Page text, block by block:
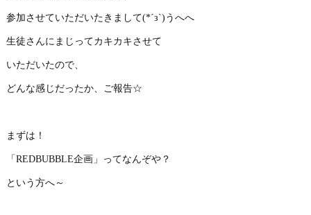
参加させていただいたきまして(*´з`)うへへ
生徒さんにまじってカキカキさせて
いただいたので、
どんな感じだったか、ご報告☆
まずは！
「REDBUBBLE企画」ってなんぞや？
という方へ～